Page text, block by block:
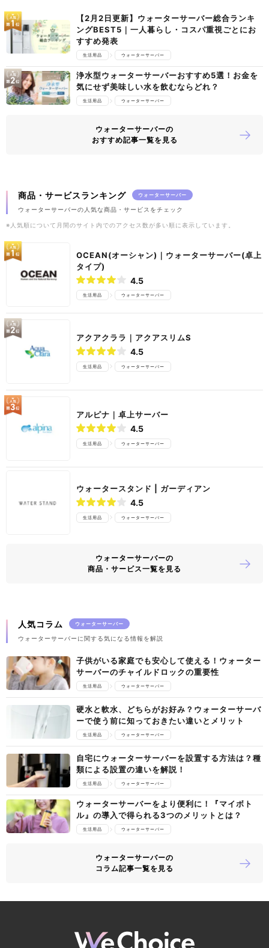
【2月2日更新】ウォーターサーバー総合ランキ
ングBEST5｜一人暮らし・コスパ重視ごとにお
すすめ発表
生活用品 ウォーターサーバー
浄水型ウォーターサーバーおすすめ5選！お金を
気にせず美味しい水を飲むならどれ？
生活用品 ウォーターサーバー
ウォーターサーバーの
おすすめ記事一覧を見る
商品・サービスランキング ウォーターサーバー
ウォーターサーバーの人気な商品・サービスをチェック
※人気順について月間のサイト内でのアクセス数が多い順に表示しています。
OCEAN(オーシャン)｜ウォーターサーバー(卓上
タイプ)
4.5
生活用品 ウォーターサーバー
アクアクララ｜アクアスリムS
4.5
生活用品 ウォーターサーバー
アルピナ｜卓上サーバー
4.5
生活用品 ウォーターサーバー
ウォータースタンド | ガーディアン
4.5
生活用品 ウォーターサーバー
ウォーターサーバーの
商品・サービス一覧を見る
人気コラム ウォーターサーバー
ウォーターサーバーに関する気になる情報を解説
子供がいる家庭でも安心して使える！ウォーター
サーバーのチャイルドロックの重要性
生活用品 ウォーターサーバー
硬水と軟水、どちらがお好み？ウォーターサーバ
ーで使う前に知っておきたい違いとメリット
生活用品 ウォーターサーバー
自宅にウォーターサーバーを設置する方法は？種
類による設置の違いを解説！
生活用品 ウォーターサーバー
ウォーターサーバーをより便利に！『マイボト
ル』の導入で得られる3つのメリットとは？
生活用品 ウォーターサーバー
ウォーターサーバーの
コラム記事一覧を見る